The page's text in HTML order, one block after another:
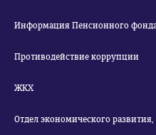
Информация Пенсионного
Противодействие коррупции
ЖКХ
Отдел экономического